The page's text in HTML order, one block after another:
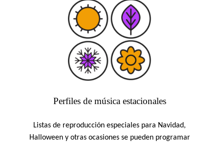
Perfiles de música estacionales
Listas de reproducción especiales para Navidad,
Halloween y otras ocasiones se pueden programar